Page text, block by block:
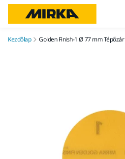
Kezdőlap Golden Finish-1 Ø 77 mm Tépőzár